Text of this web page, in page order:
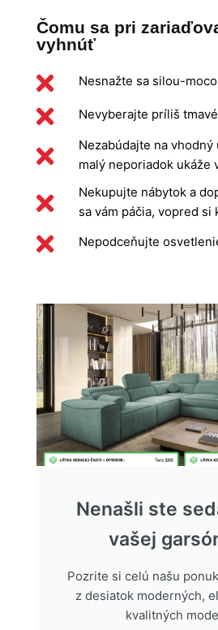
Čomu sa pri
vyhnúť
Nesnažte sa silou-
Nevyberajte príliš
Nezabúdajte na
malý neporiadok ukáže
Nekupujte nábytok a
sa vám páčia, vopred
Nepodceňujte
Nenašli ste
vašej
Pozrite si celú našu
z desiatok moderných,
kvalitných